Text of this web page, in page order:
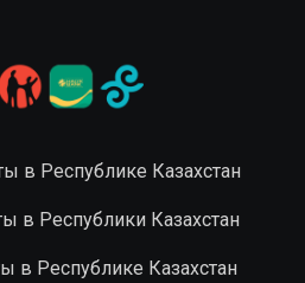
в Республике Казахстан
в Республики Казахстан
в Республике Казахстан